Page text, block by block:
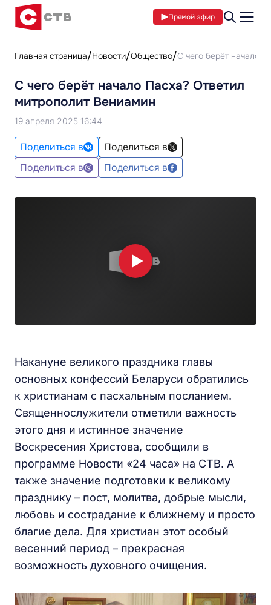
Прямой эфир
Главная страница Новости Общество С чего берёт начало
С чего берёт начало Пасха? Ответил
митрополит Вениамин
19 апреля 2025 16:44
Поделиться в
Поделиться в
Поделиться в
Поделиться в
Накануне великого праздника главы
основных конфессий Беларуси обратились
к христианам с пасхальным посланием.
Священнослужители отметили важность
этого дня и истинное значение
Воскресения Христова, сообщили в
программе Новости «24 часа» на СТВ. А
также значение подготовки к великому
празднику – пост, молитва, добрые мысли,
любовь и сострадание к ближнему и просто
благие дела. Для христиан этот особый
весенний период – прекрасная
возможность духовного очищения.